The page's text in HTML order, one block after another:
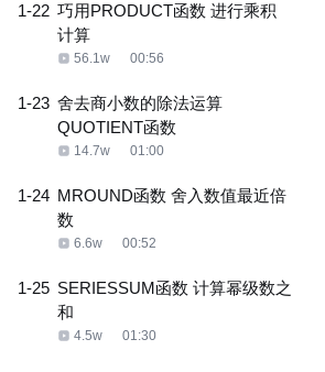
1-22 巧用PRODUCT函数 进行乘积
计算
56.1w 00:56
1-23 舍去商小数的除法运算
QUOTIENT函数
14.7w 01:00
1-24 MROUND函数 舍入数值最近倍
数
6.6w 00:52
1-25 SERIESSUM函数 计算幂级数之
和
4.5w 01:30